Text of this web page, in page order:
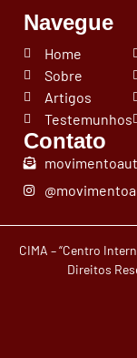
Navegue
Home
Sobre
Artigos
Testemunhos
Contato
CIMA – “Centro
Direitos